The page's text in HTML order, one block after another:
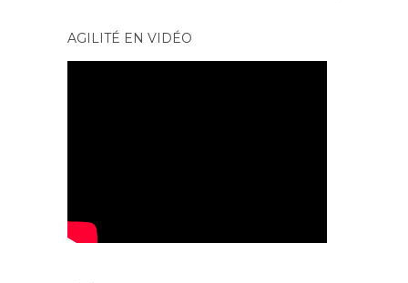
AGILITÉ EN VIDÉO